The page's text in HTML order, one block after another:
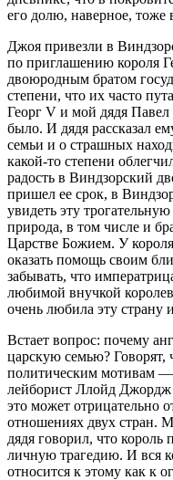
его долю, наверное, тоже
Джоя привезли в
по приглашению короля
двоюродным братом
степени, что их часто
Георг V и мой дядя Павел
было. И дядя рассказал
семьи и о страшных
какой-то степени
радость в Виндзорский
пришел ее срок, в
увидеть эту
природа, в том числе и
Царстве Божием. У
оказать помощь своим
забывать, что
любимой внучкой
очень любила эту страну
Встает вопрос: почему
царскую семью?
политическим мотивам
лейборист Ллойд Джордж
это может отрицательно
отношениях двух стран.
дядя говорил, что король
личную трагедию. И вся
относится к этому как к